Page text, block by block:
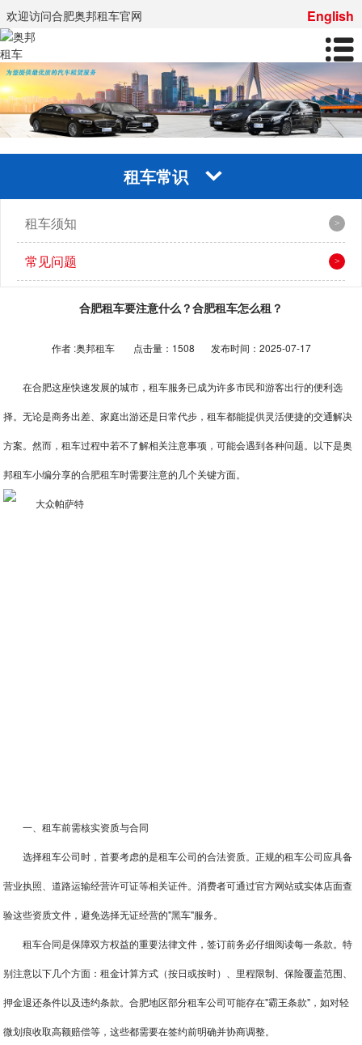
欢迎访问合肥奥邦租车官网 English
租车常识
租车须知
常见问题
合肥租车要注意什么？合肥租车怎么租？
作者 :奥邦租车 点击量：1508 发布时间：2025-07-17
在合肥这座快速发展的城市，租车服务已成为许多市民和游客出行的便利选
择。无论是商务出差、家庭出游还是日常代步，租车都能提供灵活便捷的交通解决
方案。然而，租车过程中若不了解相关注意事项，可能会遇到各种问题。以下是奥
邦租车小编分享的合肥租车时需要注意的几个关键方面。
一、租车前需核实资质与合同
选择租车公司时，首要考虑的是租车公司的合法资质。正规的租车公司应具备
营业执照、道路运输经营许可证等相关证件。消费者可通过官方网站或实体店面查
验这些资质文件，避免选择无证经营的"黑车"服务。
租车合同是保障双方权益的重要法律文件，签订前务必仔细阅读每一条款。特
别注意以下几个方面：租金计算方式（按日或按时）、里程限制、保险覆盖范围、
押金退还条件以及违约条款。合肥地区部分租车公司可能存在"霸王条款"，如对轻
微划痕收取高额赔偿等，这些都需要在签约前明确并协商调整。